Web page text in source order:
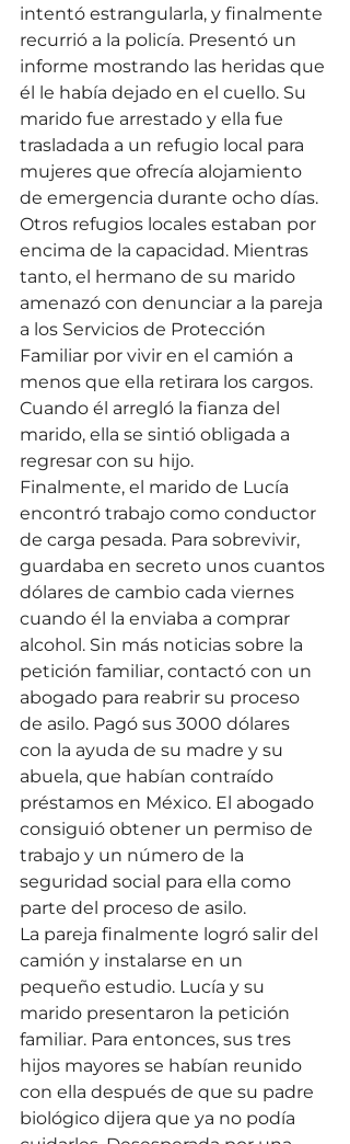
intentó estrangularla, y finalmente
recurrió a la policía. Presentó un
informe mostrando las heridas que
él le había dejado en el cuello. Su
marido fue arrestado y ella fue
trasladada a un refugio local para
mujeres que ofrecía alojamiento
de emergencia durante ocho días.
Otros refugios locales estaban por
encima de la capacidad. Mientras
tanto, el hermano de su marido
amenazó con denunciar a la pareja
a los Servicios de Protección
Familiar por vivir en el camión a
menos que ella retirara los cargos.
Cuando él arregló la fianza del
marido, ella se sintió obligada a
regresar con su hijo.
Finalmente, el marido de Lucía
encontró trabajo como conductor
de carga pesada. Para sobrevivir,
guardaba en secreto unos cuantos
dólares de cambio cada viernes
cuando él la enviaba a comprar
alcohol. Sin más noticias sobre la
petición familiar, contactó con un
abogado para reabrir su proceso
de asilo. Pagó sus 3000 dólares
con la ayuda de su madre y su
abuela, que habían contraído
préstamos en México. El abogado
consiguió obtener un permiso de
trabajo y un número de la
seguridad social para ella como
parte del proceso de asilo.
La pareja finalmente logró salir del
camión y instalarse en un
pequeño estudio. Lucía y su
marido presentaron la petición
familiar. Para entonces, sus tres
hijos mayores se habían reunido
con ella después de que su padre
biológico dijera que ya no podía